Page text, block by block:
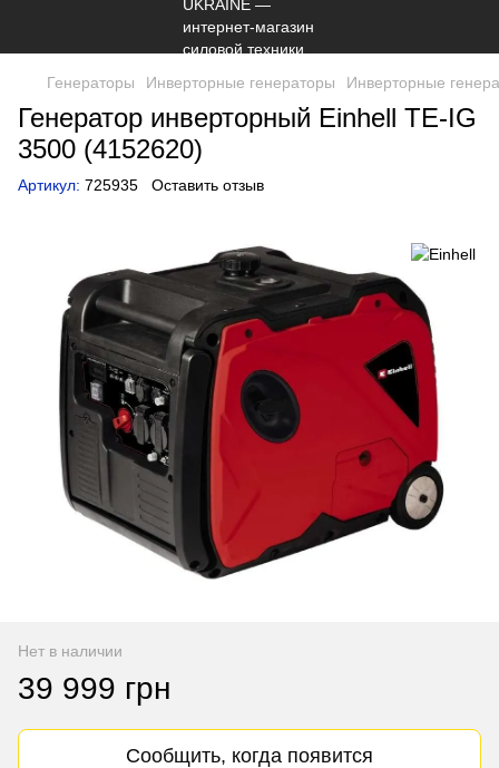
Генераторы Инверторные генераторы Инверторные
Генератор инверторный Einhell TE-IG
3500 (4152620)
Артикул: 725935 Оставить отзыв
Нет в наличии
39 999 грн
Сообщить, когда появится